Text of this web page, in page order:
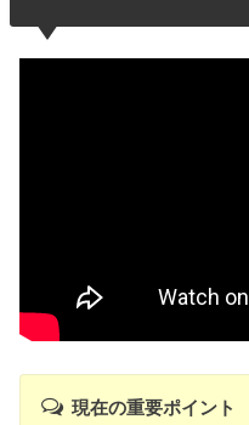
現在の重要ポイント